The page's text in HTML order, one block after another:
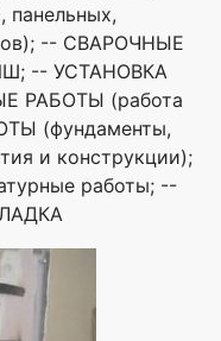
панельных,
-- СВАРОЧНЫЕ
-- УСТАНОВКА
РАБОТЫ (работа
(фундаменты,
и конструкции);
работы; --